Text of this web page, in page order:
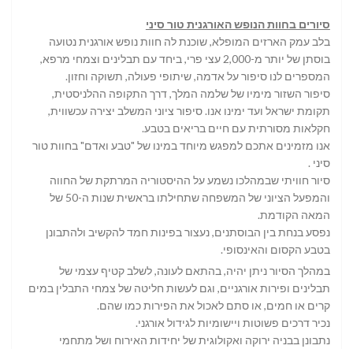
סיורים בחוות הנופש האורגנית טור סיני
בלב עמק הארזים המופלא, שוכנת לה חוות נופש אורגנית נטועה
בוסתן של יותר מ-2,000 עצי פרי, ביחד עם תבלינים וצמחי מרפא,
המספרים לנו סיפור על אדמה, שיתופי פעולה, תשוקה וחזון.
סיפור השזור מימיו של שלמה המלך, דרך התקופה ההלניסטית,
תקומת ישראל ועד ימינו אנו. סיפור ציוני המשלב יצירה עכשווית,
חקלאות מסורתית עם חיים בריאים בטבע.
אנו מזמינים אתכם למפגש מיוחד במינו של "טבע ואדם" בחוות טור
סיני .
סיור חוויתי שבמהלכו נשמע על ההיסטוריה המרתקת של החווה
והמפעל הציוני של המשפחה שתחילתו בראשית שנות ה-50 של
המאה הקודמת.
נפסע בנחת בין הבוסתנים, נעצור בפינות חמד להקשיב ולהתבונן
בטבע הקסום והאינסופי.
במהלך הסיור ניתן יהיה, בהתאם לעונה, לשלב קטיף עצמי של
תבלינים ופירות אורגניים, וגם לעשות חליטה של צמחי התבלין במים
קרים או חמים, או סתם לאכול את הפירות כמו שהם.
נכיר דרכים פשוטות ויישומיות לגידול אורגני.
נתבונן בבניה ירוקה ואקולוגית של יחידות האירוח ושל מתחמי